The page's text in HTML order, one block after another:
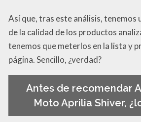
Así que, tras este análisis, tenemos
de la calidad de los productos
tenemos que meterlos en la lista y
página. Sencillo, ¿verdad?
Antes de recomendar
Moto Aprilia Shiver,